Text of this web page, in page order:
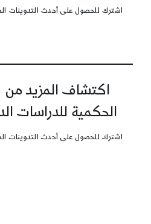
اشترك للحصول على أحدث التدوينات
اكتشاف المزيد من
الحكمية للدراسات
اشترك للحصول على أحدث التدوينات